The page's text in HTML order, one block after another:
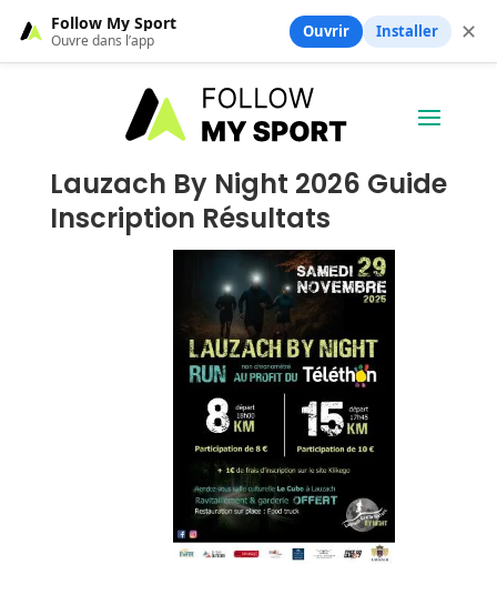
Lauzach By Night 2026 Guide
Inscription Résultats
Follow My Sport
Ouvre dans l’app Ouvrir Installer ✕